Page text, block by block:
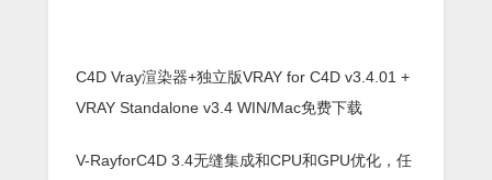
C4D Vray渲染器+独立版VRAY for C4D v3.4.01 +
VRAY Standalone v3.4 WIN/Mac免费下载
V-RayforC4D 3.4无缝集成和CPU和GPU优化，任